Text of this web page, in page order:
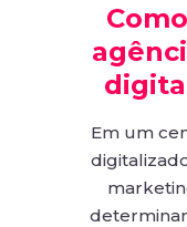
Em um